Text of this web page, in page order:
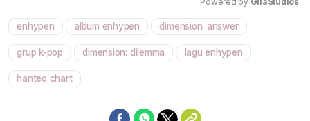
enhypen album enhypen dimension: answer
grup k-pop dimension: dilemma lagu enhypen
hanteo chart